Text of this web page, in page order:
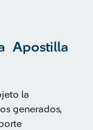
Apostilla
la
generados,